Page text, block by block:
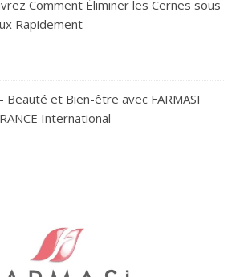
Comment Éliminer les Cernes sous
Rapidement
Beauté et Bien-être avec FARMASI
International